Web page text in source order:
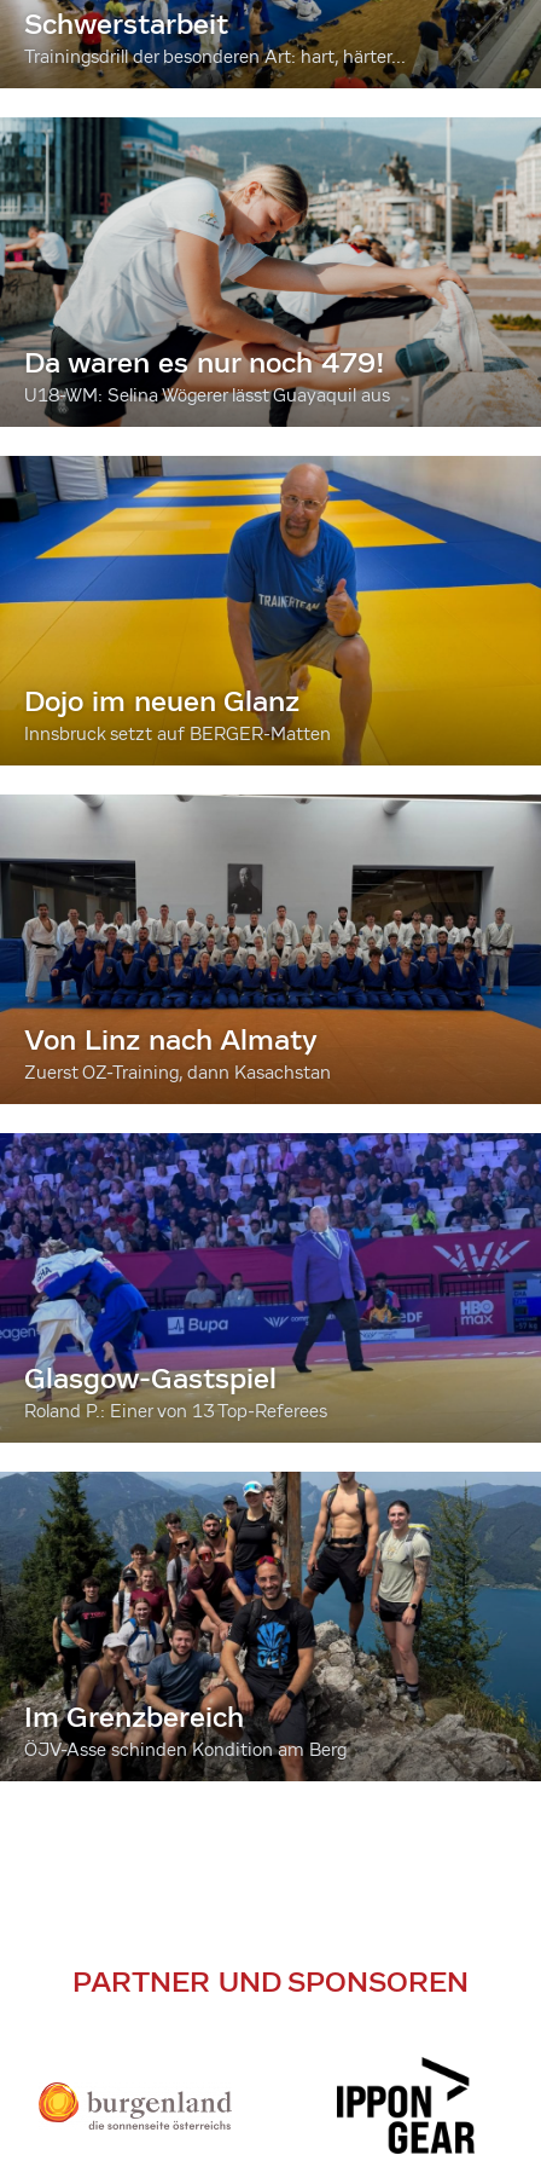
Schwerstarbeit
Trainingsdrill der besonderen Art: hart, härter...
Da waren es nur noch 479!
U18-WM: Selina Wögerer lässt Guayaquil aus
Dojo im neuen Glanz
Innsbruck setzt auf BERGER-Matten
Von Linz nach Almaty
Zuerst OZ-Training, dann Kasachstan
Glasgow-Gastspiel
Roland P.: Einer von 13 Top-Referees
Im Grenzbereich
ÖJV-Asse schinden Kondition am Berg
PARTNER UND SPONSOREN